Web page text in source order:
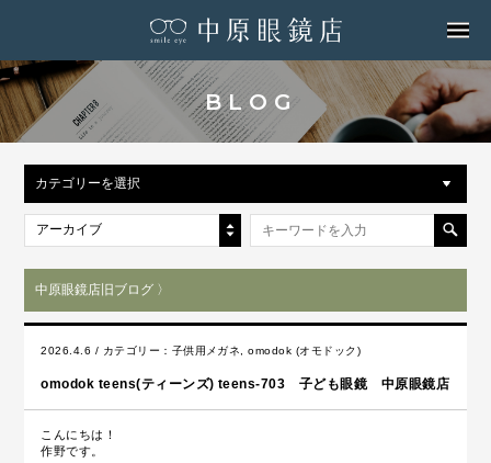
BLOG
カテゴリーを選択
アーカイブ
中原眼鏡店旧ブログ 〉
2026.4.6 / カテゴリー： 子供用メガネ ,omodok (オモドック)
omodok teens(ティーンズ) teens-703 子ども眼鏡 中原眼鏡店
こんにちは！
作野です。